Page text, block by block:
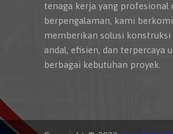
tenaga kerja yang profesional
berpengalaman, kami
memberikan solusi konstruksi
andal, efisien, dan terpercaya
berbagai kebutuhan proyek.